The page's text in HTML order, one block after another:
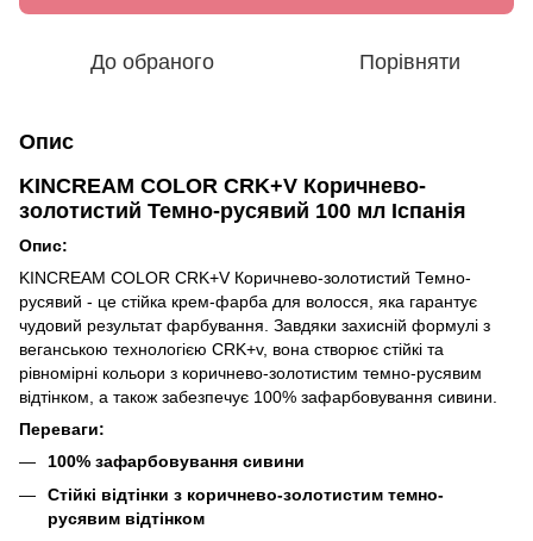
До обраного Порівняти
Опис
KINCREAM COLOR CRK+V Коричнево-
золотистий Темно-русявий 100 мл Іспанія
Опис:
KINCREAM COLOR CRK+V Коричнево-золотистий Темно-
русявий - це стійка крем-фарба для волосся, яка гарантує
чудовий результат фарбування. Завдяки захисній формулі з
веганською технологією CRK+v, вона створює стійкі та
рівномірні кольори з коричнево-золотистим темно-русявим
відтінком, а також забезпечує 100% зафарбовування сивини.
Переваги:
100% зафарбовування сивини
Стійкі відтінки з коричнево-золотистим темно-
русявим відтінком